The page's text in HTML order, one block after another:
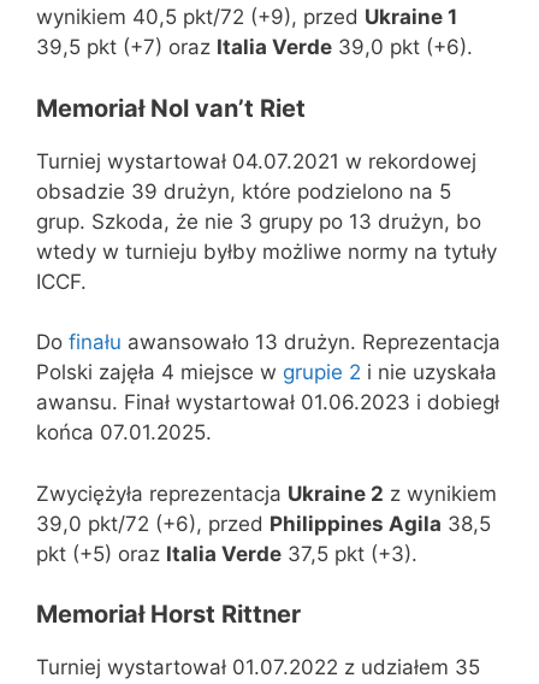
wynikiem 40,5 pkt/72 (+9), przed Ukraine 1
39,5 pkt (+7) oraz Italia Verde 39,0 pkt (+6).
Memoriał Nol van’t Riet
Turniej wystartował 04.07.2021 w rekordowej
obsadzie 39 drużyn, które podzielono na 5
grup. Szkoda, że nie 3 grupy po 13 drużyn, bo
wtedy w turnieju byłby możliwe normy na tytuły
ICCF.
Do finału awansowało 13 drużyn. Reprezentacja
Polski zajęła 4 miejsce w grupie 2 i nie uzyskała
awansu. Finał wystartował 01.06.2023 i dobiegł
końca 07.01.2025.
Zwyciężyła reprezentacja Ukraine 2 z wynikiem
39,0 pkt/72 (+6), przed Philippines Agila 38,5
pkt (+5) oraz Italia Verde 37,5 pkt (+3).
Memoriał Horst Rittner
Turniej wystartował 01.07.2022 z udziałem 35